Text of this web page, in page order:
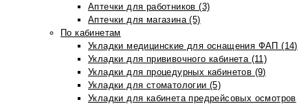
Аптечки для работников (3)
Аптечки для магазина (5)
По кабинетам
Укладки медицинские для оснащения ФАП (14)
Укладки для прививочного кабинета (11)
Укладки для процедурных кабинетов (9)
Укладки для стоматологии (5)
Укладки для кабинета предрейсовых осмотров